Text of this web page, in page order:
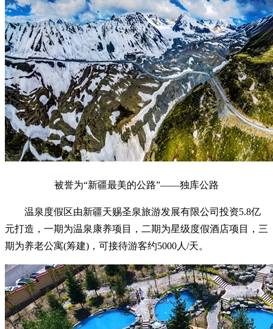
被誉为“新疆最美的公路”——独库公路
温泉度假区由新疆天赐圣泉旅游发展有限公司投资5.8亿
元打造，一期为温泉康养项目，二期为星级度假酒店项目，三
期为养老公寓(筹建)，可接待游客约5000人/天。